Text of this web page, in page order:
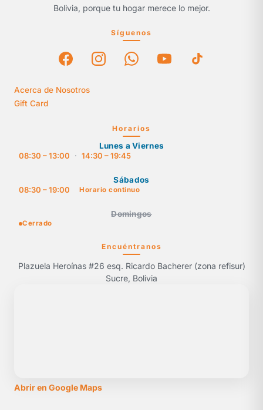
Bolivia, porque tu hogar merece lo mejor.
Síguenos
Acerca de Nosotros
Gift Card
Horarios
Lunes a Viernes
08:30 – 13:00
· 14:30 – 19:45
Sábados
08:30 – 19:00
Horario continuo
Domingos
Cerrado
Encuéntranos
Plazuela Heroínas #26 esq. Ricardo Bacherer (zona refisur)
Sucre, Bolivia
Abrir en Google Maps